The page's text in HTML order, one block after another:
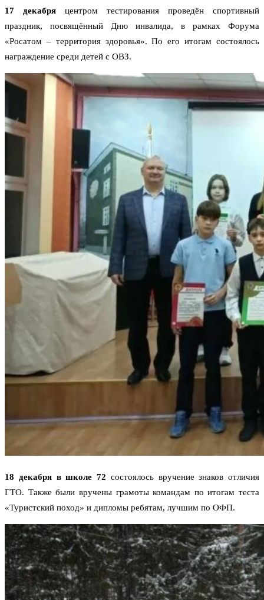
17 декабря центром тестирования проведён спортивный
праздник, посвящённый Дню инвалида, в рамках Форума
«Росатом – территория здоровья». По его итогам состоялось
награждение среди детей с ОВЗ.
18 декабря в школе 72 состоялось вручение знаков отличия
ГТО. Также были вручены грамоты командам по итогам теста
«Туристский поход» и дипломы ребятам, лучшим по ОФП.